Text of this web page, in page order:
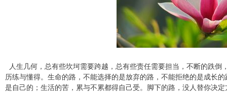
人生几何，总有些坎坷需要跨越，总有些责任需要担当，不断的跌倒
历练与懂得。生命的路，不能选择的是放弃的路，不能拒绝的是成长
是自己的；生活的苦，累与不累都得自己受。脚下的路，没人替你决定